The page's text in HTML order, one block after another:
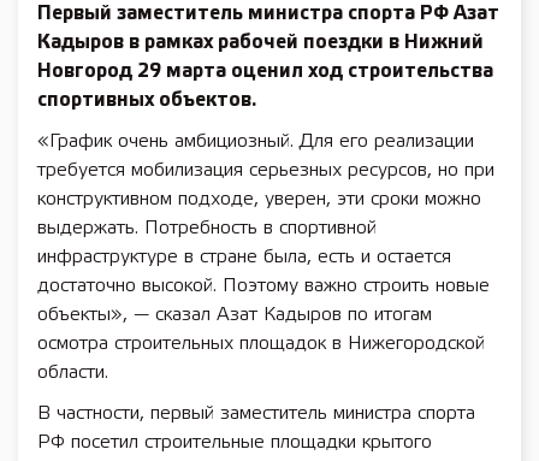
Первый заместитель министра спорта РФ Азат
Кадыров в рамках рабочей поездки в Нижний
Новгород 29 марта оценил ход строительства
спортивных объектов.
«График очень амбициозный. Для его реализации
требуется мобилизация серьезных ресурсов, но при
конструктивном подходе, уверен, эти сроки можно
выдержать. Потребность в спортивной
инфраструктуре в стране была, есть и остается
достаточно высокой. Поэтому важно строить новые
объекты», — сказал Азат Кадыров по итогам
осмотра строительных площадок в Нижегородской
области.
В частности, первый заместитель министра спорта
РФ посетил строительные площадки крытого